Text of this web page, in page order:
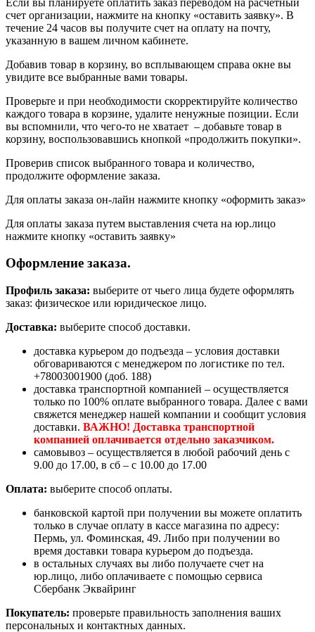
счет организации, нажмите на кнопку «оставить заявку». В
течение 24 часов вы получите счет на оплату на почту,
указанную в вашем личном кабинете.
Добавив товар в корзину, во всплывающем справа окне вы
увидите все выбранные вами товары.
Проверьте и при необходимости скорректируйте количество
каждого товара в корзине, удалите ненужные позиции. Если
вы вспомнили, что чего-то не хватает – добавьте товар в
корзину, воспользовавшись кнопкой «продолжить покупки».
Проверив список выбранного товара и количество,
продолжите оформление заказа.
Для оплаты заказа он-лайн нажмите кнопку «оформить заказ»
Для оплаты заказа путем выставления счета на юр.лицо
нажмите кнопку «оставить заявку»
Оформление заказа.
Профиль заказа: выберите от чьего лица будете оформлять
заказ: физическое или юридическое лицо.
Доставка: выберите способ доставки.
доставка курьером до подъезда – условия доставки
обговариваются с менеджером по логистике по тел.
+78003001900 (доб. 188)
доставка транспортной компанией – осуществляется
только по 100% оплате выбранного товара. Далее с вами
свяжется менеджер нашей компании и сообщит условия
доставки. ВАЖНО! Доставка транспортной
компанией оплачивается отдельно заказчиком.
самовывоз – осуществляется в любой рабочий день с
9.00 до 17.00, в сб – с 10.00 до 17.00
Оплата: выберите способ оплаты.
банковской картой при получении вы можете оплатить
только в случае оплату в кассе магазина по адресу:
Пермь, ул. Фоминская, 49. Либо при получении во
время доставки товара курьером до подъезда.
в остальных случаях вы либо получаете счет на
юр.лицо, либо оплачиваете с помощью сервиса
Сбербанк Эквайринг
Покупатель: проверьте правильность заполнения ваших
персональных и контактных данных.